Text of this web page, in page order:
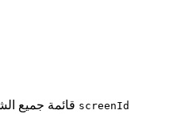
screenId